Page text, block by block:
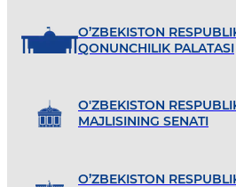
O’ZBEKISTON
QONUNCHILIK PALATASI
O'ZBEKISTON
MAJLISINING SENATI
O’ZBEKISTON